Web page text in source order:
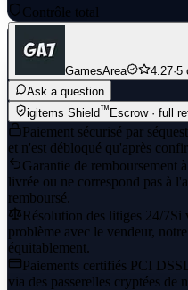
Contrôle total
GamesArea 4.27·5
Ask a question
igitems Shield™Escrow · full
Paiement sécurisé par
et n'est débloqué qu'après
Garantie de remboursement
livrée ou ne correspond pas à
remboursé.
Résolution des litiges 24/7Si
problème avec le vendeur,
équitablement.
Paiements certifiés PCI DSS
via des passerelles cryptées de